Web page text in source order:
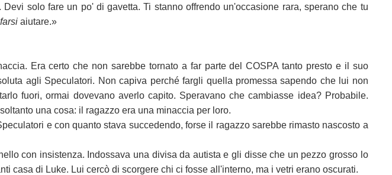
solo fare un po' di gavetta. Ti stanno offrendo un'occasione rara, sperano che tu
farsi aiutare.»
Era certo che non sarebbe tornato a far parte del COSPA tanto presto e il suo
agli Speculatori. Non capiva perché fargli quella promessa sapendo che lui non
fuori, ormai dovevano averlo capito. Speravano che cambiasse idea? Probabile.
una cosa: il ragazzo era una minaccia per loro.
e con quanto stava succedendo, forse il ragazzo sarebbe rimasto nascosto a
con insistenza. Indossava una divisa da autista e gli disse che un pezzo grosso lo
casa di Luke. Lui cercò di scorgere chi ci fosse all'interno, ma i vetri erano oscurati.